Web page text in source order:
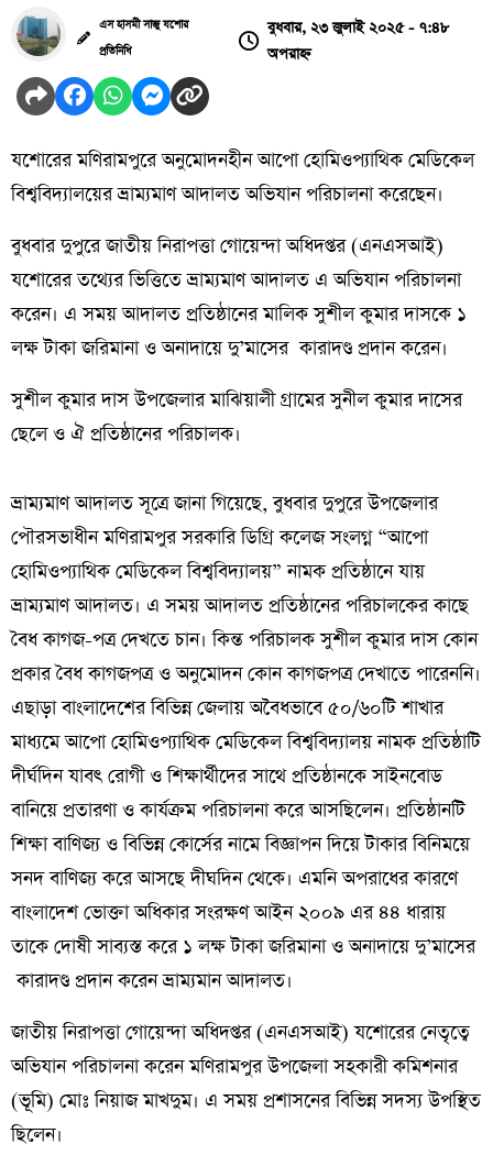
এস হাসমী সাজু যশোর
প্রতিনিধি
বুধবার, ২৩ জুলাই ২০২৫ - ৭:৪৮
অপরাহ্ন
যশোরের মণিরামপুরে অনুমোদনহীন আপো হোমিওপ্যাথিক মেডিকেল
বিশ্ববিদ্যালয়ের ভ্রাম্যমাণ আদালত অভিযান পরিচালনা করেছেন।
বুধবার দুপুরে জাতীয় নিরাপত্তা গোয়েন্দা অধিদপ্তর (এনএসআই)
যশোরের তথ্যের ভিত্তিতে ভ্রাম্যমাণ আদালত এ অভিযান পরিচালনা
করেন। এ সময় আদালত প্রতিষ্ঠানের মালিক সুশীল কুমার দাসকে ১
লক্ষ টাকা জরিমানা ও অনাদায়ে দু’মাসের কারাদণ্ড প্রদান করেন।
সুশীল কুমার দাস উপজেলার মাঝিয়ালী গ্রামের সুনীল কুমার দাসের
ছেলে ও ঐ প্রতিষ্ঠানের পরিচালক।
ভ্রাম্যমাণ আদালত সূত্রে জানা গিয়েছে, বুধবার দুপুরে উপজেলার
পৌরসভাধীন মণিরামপুর সরকারি ডিগ্রি কলেজ সংলগ্ন“আপো
হোমিওপ্যাথিক মেডিকেল বিশ্ববিদ্যালয়”নামক প্রতিষ্ঠানে যায়
ভ্রাম্যমাণ আদালত। এ সময় আদালত প্রতিষ্ঠানের পরিচালকের কাছে
বৈধ কাগজ-পত্র দেখতে চান। কিন্ত পরিচালক সুশীল কুমার দাস কোন
প্রকার বৈধ কাগজপত্র ও অনুমোদন কোন কাগজপত্র দেখাতে পারেননি।
এছাড়া বাংলাদেশের বিভিন্ন জেলায় অবৈধভাবে ৫০/৬০টি শাখার
মাধ্যমে আপো হোমিওপ্যাথিক মেডিকেল বিশ্ববিদ্যালয় নামক প্রতিষ্ঠাটি
দীর্ঘদিন যাবৎ রোগী ও শিক্ষার্থীদের সাথে প্রতিষ্ঠানকে সাইনবোড
বানিয়ে প্রতারণা ও কার্যক্রম পরিচালনা করে আসছিলেন। প্রতিষ্ঠানটি
শিক্ষা বাণিজ্য ও বিভিন্ন কোর্সের নামে বিজ্ঞাপন দিয়ে টাকার বিনিময়ে
সনদ বাণিজ্য করে আসছে দীঘদিন থেকে। এমনি অপরাধের কারণে
বাংলাদেশ ভোক্তা অধিকার সংরক্ষণ আইন ২০০৯ এর ৪৪ ধারায়
তাকে দোষী সাব্যস্ত করে ১ লক্ষ টাকা জরিমানা ও অনাদায়ে দু’মাসের
কারাদণ্ড প্রদান করেন ভ্রাম্যমান আদালত।
জাতীয় নিরাপত্তা গোয়েন্দা অধিদপ্তর (এনএসআই) যশোরের নেতৃত্বে
অভিযান পরিচালনা করেন মণিরামপুর উপজেলা সহকারী কমিশনার
(ভূমি) মোঃ নিয়াজ মাখদুম। এ সময় প্রশাসনের বিভিন্ন সদস্য উপস্থিত
ছিলেন।